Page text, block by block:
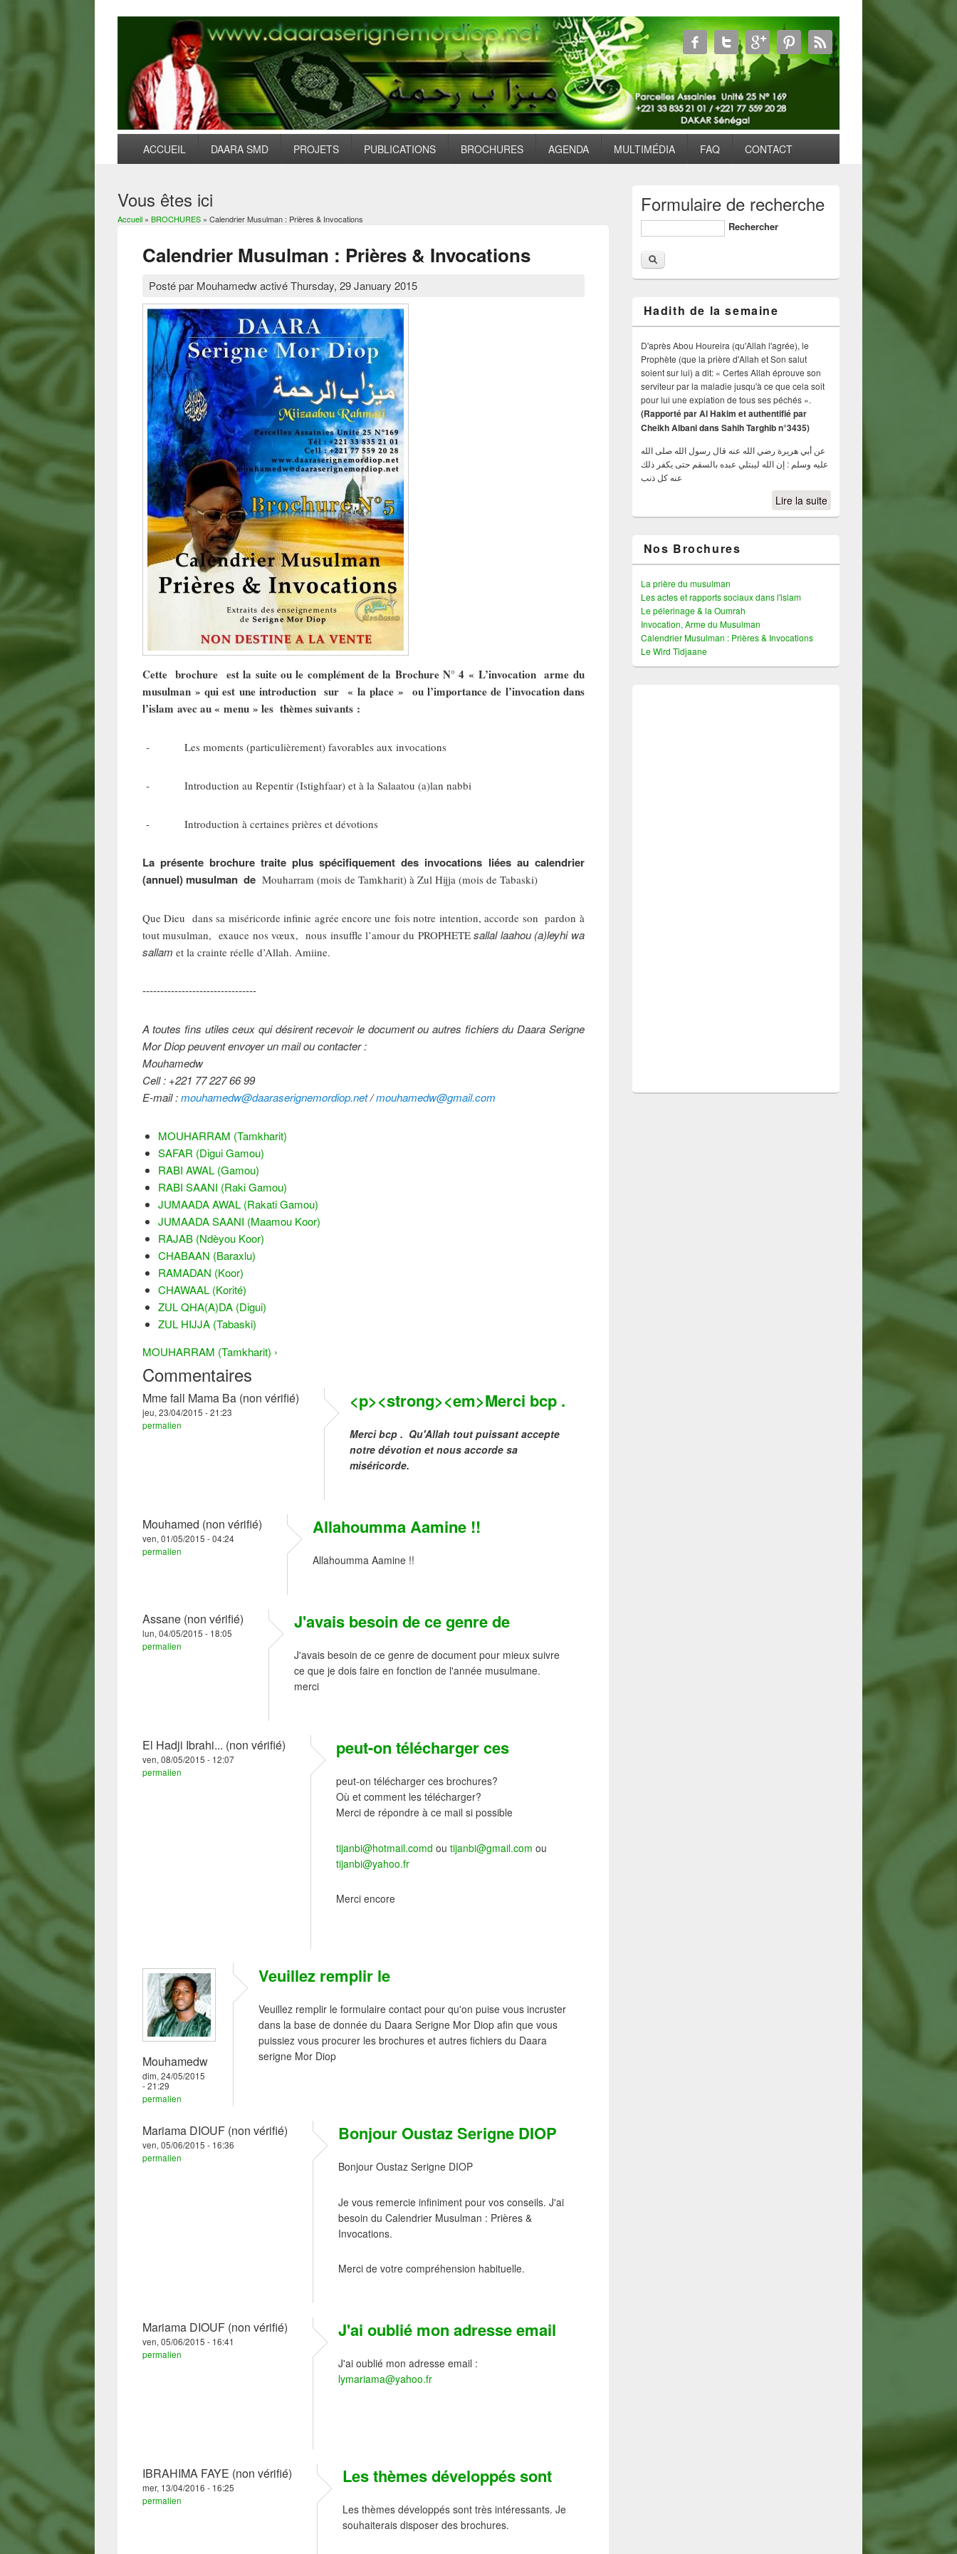
ACCUEIL DAARA SMD PROJETS PUBLICATIONS BROCHURES AGENDA MULTIMÉDIA FAQ CONTACT
Vous êtes ici
Accueil »BROCHURES » Calendrier Musulman : Prières & Invocations
Calendrier Musulman : Prières & Invocations
Posté par MouhamedwactivéThursday, 29 January 2015
Cette brochure est la suite ou le complément de la Brochure N° 4 « L’invocation arme du
musulman » qui est une introduction sur « la place » ou l’importance de l’invocation dans
l’islam avec au « menu » les thèmes suivants :
- Les moments (particulièrement) favorables aux invocations
- Introduction au Repentir (Istighfaar) et à la Salaatou (a)lan nabbi
- Introduction à certaines prières et dévotions
La présente brochure traite plus spécifiquement des invocations liées au calendrier
(annuel) musulman de Mouharram (mois de Tamkharit) à Zul Hijja (mois de Tabaski)
Que Dieu dans sa miséricorde infinie agrée encore une fois notre intention, accorde son pardon à
tout musulman, exauce nos vœux, nous insuffle l’amour du PROPHETEsallal laahou (a)leyhi wa
sallam et la crainte réelle d’Allah. Amiine.
--------------------------------
A toutes fins utiles ceux qui désirent recevoir le document ou autres fichiers du Daara Serigne
Mor Diop peuvent envoyer un mail ou contacter :
Mouhamedw
Cell : +221 77 227 66 99
E-mail :mouhamedw@daaraserignemordiop.net/mouhamedw@gmail.com
MOUHARRAM (Tamkharit)
SAFAR (Digui Gamou)
RABI AWAL (Gamou)
RABI SAANI (Raki Gamou)
JUMAADA AWAL (Rakati Gamou)
JUMAADA SAANI (Maamou Koor)
RAJAB (Ndèyou Koor)
CHABAAN (Baraxlu)
RAMADAN (Koor)
CHAWAAL (Korité)
ZUL QHA(A)DA (Digui)
ZUL HIJJA (Tabaski)
MOUHARRAM (Tamkharit) ›
Commentaires
Mme fall Mama Ba (non vérifié)
jeu, 23/04/2015 - 21:23
permalien
<p><strong><em>Merci bcp .
Merci bcp . Qu'Allah tout puissant accepte
notre dévotion et nous accorde sa
miséricorde.
Mouhamed (non vérifié)
ven, 01/05/2015 - 04:24
permalien
Allahoumma Aamine !!
Allahoumma Aamine !!
Assane (non vérifié)
lun, 04/05/2015 - 18:05
permalien
J'avais besoin de ce genre de
J'avais besoin de ce genre de document pour mieux suivre
ce que je dois faire en fonction de l'année musulmane.
merci
El Hadji Ibrahi... (non vérifié)
ven, 08/05/2015 - 12:07
permalien
peut-on télécharger ces
peut-on télécharger ces brochures?
Où et comment les télécharger?
Merci de répondre à ce mail si possible
tijanbi@hotmail.comd ou tijanbi@gmail.com ou
tijanbi@yahoo.fr
Merci encore
Mouhamedw
dim, 24/05/2015
- 21:29
permalien
Veuillez remplir le
Veuillez remplir le formulaire contact pour qu'on puise vous incruster
dans la base de donnée du Daara Serigne Mor Diop afin que vous
puissiez vous procurer les brochures et autres fichiers du Daara
serigne Mor Diop
Mariama DIOUF (non vérifié)
ven, 05/06/2015 - 16:36
permalien
Bonjour Oustaz Serigne DIOP
Bonjour Oustaz Serigne DIOP
Je vous remercie infiniment pour vos conseils. J'ai
besoin du Calendrier Musulman : Prières &
Invocations.
Merci de votre compréhension habituelle.
Mariama DIOUF (non vérifié)
ven, 05/06/2015 - 16:41
permalien
J'ai oublié mon adresse email
J'ai oublié mon adresse email :
lymariama@yahoo.fr
IBRAHIMA FAYE (non vérifié)
mer, 13/04/2016 - 16:25
permalien
Les thèmes développés sont
Les thèmes développés sont très intéressants. Je
souhaiterais disposer des brochures.
Formulaire de recherche
Rechercher
Hadith de la semaine
D'après Abou Houreira (qu'Allah l'agrée), le
Prophète (que la prière d'Allah et Son salut
soient sur lui) a dit: « Certes Allah éprouve son
serviteur par la maladie jusqu'à ce que cela soit
pour lui une expiation de tous ses péchés ».
(Rapporté par Al Hakim et authentifié par
Cheikh Albani dans Sahih Targhib n°3435)
عن أبي هريرة رضي الله عنه قال رسول الله صلى الله
عليه وسلم : إن الله ليبتلي عبده بالسقم حتى يكفر ذلك
عنه كل ذنب
Lire la suite
Nos Brochures
La prière du musulman
Les actes et rapports sociaux dans l'islam
Le pélerinage & la Oumrah
Invocation, Arme du Musulman
Calendrier Musulman : Prières & Invocations
Le Wird Tidjaane